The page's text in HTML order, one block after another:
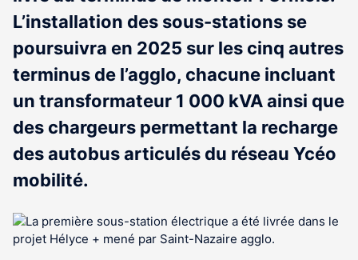
L’installation des sous-stations se
poursuivra en 2025 sur les cinq autres
terminus de l’agglo, chacune incluant
un transformateur 1 000 kVA ainsi que
des chargeurs permettant la recharge
des autobus articulés du réseau Ycéo
mobilité.